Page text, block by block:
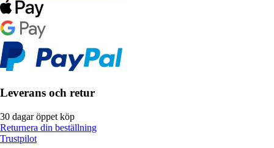
Leverans och retur
30 dagar öppet köp
Returnera din beställning
Trustpilot